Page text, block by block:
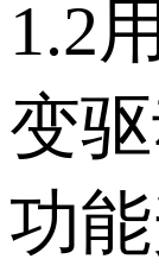
1.2
变
功